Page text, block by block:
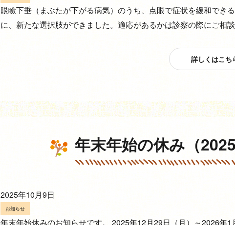
眼瞼下垂（まぶたが下がる病気）のうち、点眼で症状を緩和でき
に、新たな選択肢ができました。適応があるかは診察の際にご
詳しくはこち
年末年始の休み（
2025年10月9日
お知らせ
年末年始休みのお知らせです。 2025年12月29日（月）～2026年